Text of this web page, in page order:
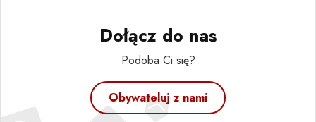
Dołącz do nas
Podoba Ci się?
Obywateluj z nami